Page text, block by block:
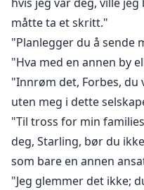
måtte ta et skritt."
"Planlegger du å sende
"Hva med en annen by
"Innrøm det, Forbes,
uten meg i dette
"Til tross for min
deg, Starling, bør du
som bare en annen
"Jeg glemmer det ikke;